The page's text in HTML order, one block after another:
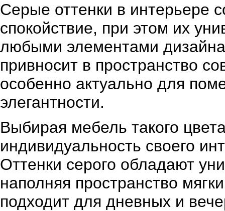
Серые оттенки в интерьере
спокойствие, при этом их
любыми элементами
привносит в пространство
особенно актуально для
элегантности.
Выбирая мебель такого
индивидуальность своего
Оттенки серого обладают
наполняя пространство
подходит для дневных и